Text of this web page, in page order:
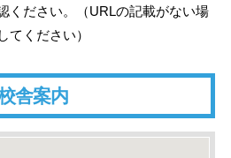
ください。（URLの記載がない場
てください）
舎案内